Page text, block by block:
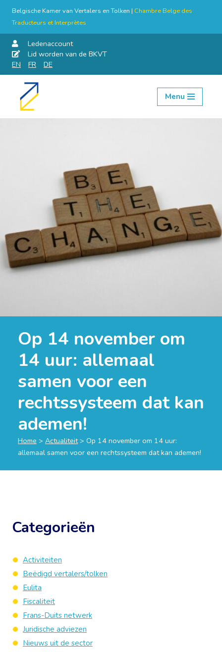
Belgische Kamer van Vertalers en Tolken | Chambre Belge des
Traducteurs et Interprètes
Ledenaccount
Lid worden van de BKVT
EN
FR DE
Skip
Menu
Op 14 november om
14 uur: allemaal
samen voor een
rechtssysteem dat kan
ademen!
Home > Actualiteit> Op 14 november om 14 uur:
allemaal samen voor een rechtssysteem dat kan ademen!
Categorieën
Activiteiten
Beëdigd vertalers/tolken
Eulita
Fiscaliteit
Frans-Duits netwerk
Juridische adviezen
Nieuws uit de sector